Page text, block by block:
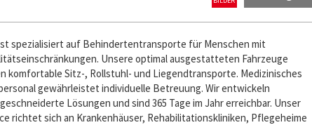
spezialisiert auf Behindertentransporte für Menschen mit
Unsere optimal ausgestatteten Fahrzeuge
komfortable Sitz-, Rollstuhl- und Liegendtransporte. Medizinisches
gewährleistet individuelle Betreuung. Wir entwickeln
Lösungen und sind 365 Tage im Jahr erreichbar. Unser
richtet sich an Krankenhäuser, Rehabilitationskliniken, Pflegeheime